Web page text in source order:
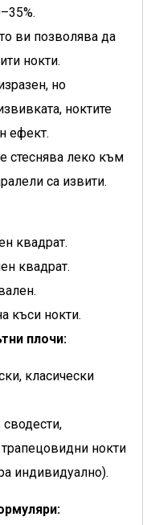
ви позволява да
нокти.
но
ноктите
ефект.
стеснява леко към
са извити.
квадрат.
квадрат.
къси нокти.
плочи:
класически
нокти
индивидуално).